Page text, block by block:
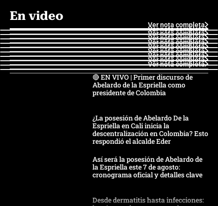
En video
Ver nota completa
Ver nota completa
Ver nota completa
Ver nota completa
Ver nota completa
Ver nota completa
Ver nota completa
Ver nota completa
Ver nota completa
Ver nota completa
🔴 EN VIVO | Primer discurso de
Abelardo de la Espriella como
presidente de Colombia
¿La posesión de Abelardo De la
Espriella en Cali inicia la
descentralización en Colombia? Esto
respondió el alcalde Eder
Así será la posesión de Abelardo de
la Espriella este 7 de agosto:
cronograma oficial y detalles clave
Desde dermatitis hasta infecciones: